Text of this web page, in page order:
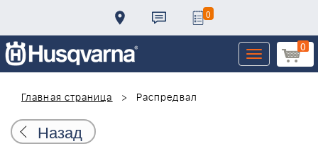
0
0
Toggle
navigation
Главная страница
Распредвал
Назад